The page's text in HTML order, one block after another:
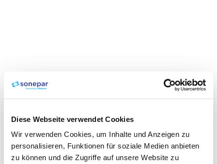
Diese Webseite verwendet Cookies
Wir verwenden Cookies, um Inhalte und Anzeigen zu
personalisieren, Funktionen für soziale Medien anbieten
zu können und die Zugriffe auf unsere Website zu